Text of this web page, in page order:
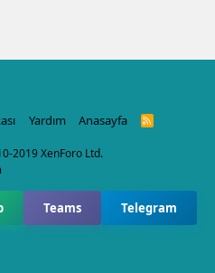
Yardım Anasayfa
R
2019 XenForo Ltd.
Teams Telegram